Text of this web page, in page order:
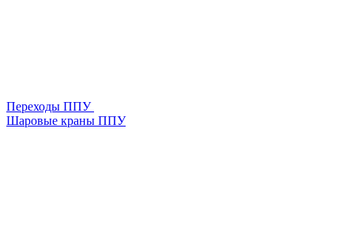
Переходы ППУ
Шаровые краны ППУ